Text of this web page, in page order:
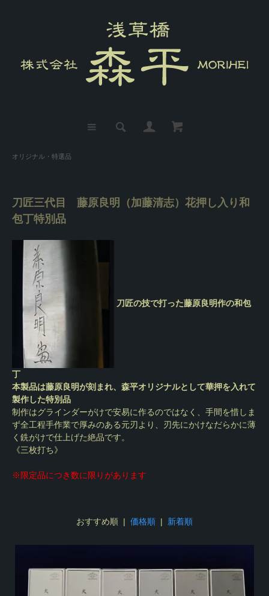
オリジナル・特選品
刀匠三代目 藤原良明（加藤清志）花押し入り和
包丁特別品
刀匠の技で打った藤原良明作の和包
丁
本製品は藤原良明が刻まれ、森平オリジナルとして華押を入れて
製作した特別品
制作はグラインダーがけで安易に作るのではなく、手間を惜しま
ず全工程手作業で厚みのある元刃より、刃先にかけなだらかに薄
く銑がけで仕上げた絶品です。
《三枚打ち》
※限定品につき数に限りがあります
おすすめ順 | 価格順 | 新着順